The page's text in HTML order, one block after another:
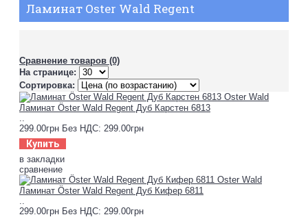
Ламинат Oster Wald Regent
Сравнение товаров (0)
На странице:
Сортировка:
Ламинат Öster Wald Regent Дуб Карстен 6813
299.00грн Без НДС: 299.00грн
Купить
в закладки
сравнение
Ламинат Öster Wald Regent Дуб Кифер 6811
299.00грн Без НДС: 299.00грн